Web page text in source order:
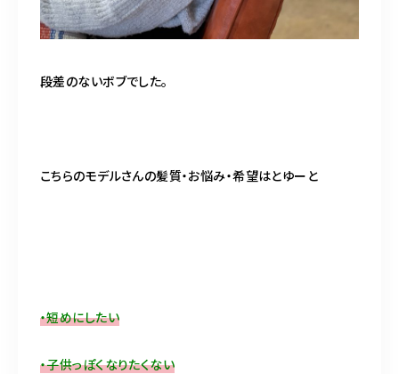
段差のないボブでした。
こちらのモデルさんの髪質・お悩み・希望はとゆーと
・短めにしたい
・子供っぽくなりたくない